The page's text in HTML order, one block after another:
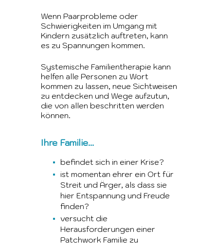
Wenn Paarprobleme oder
Schwierigkeiten im Umgang mit
Kindern zusätzlich auftreten, kann
es zu Spannungen kommen.
Systemische Familientherapie kann
helfen alle Personen zu Wort
kommen zu lassen, neue Sichtweisen
zu entdecken und Wege aufzutun,
die von allen beschritten werden
können.
Ihre Familie...
befindet sich in einer Krise?
ist momentan ehrer ein Ort für
Streit und Ärger, als dass sie
hier Entspannung und Freude
finden?
versucht die
Herausforderungen einer
Patchwork Familie zu